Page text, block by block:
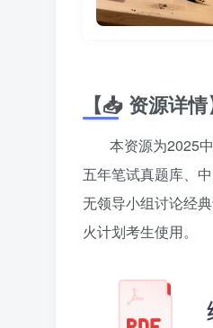
【📥 资源详情
本资源为2025
五年笔试真题库、
无领导小组讨论经
火计划考生使用。